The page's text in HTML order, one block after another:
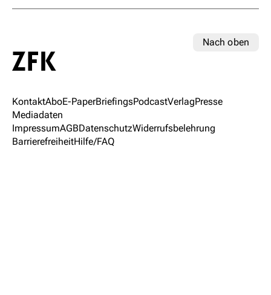
Nach oben
KontaktAboE-PaperBriefingsPodcastVerlagPresse
Mediadaten
ImpressumAGBDatenschutzWiderrufsbelehrung
BarrierefreiheitHilfe/FAQ